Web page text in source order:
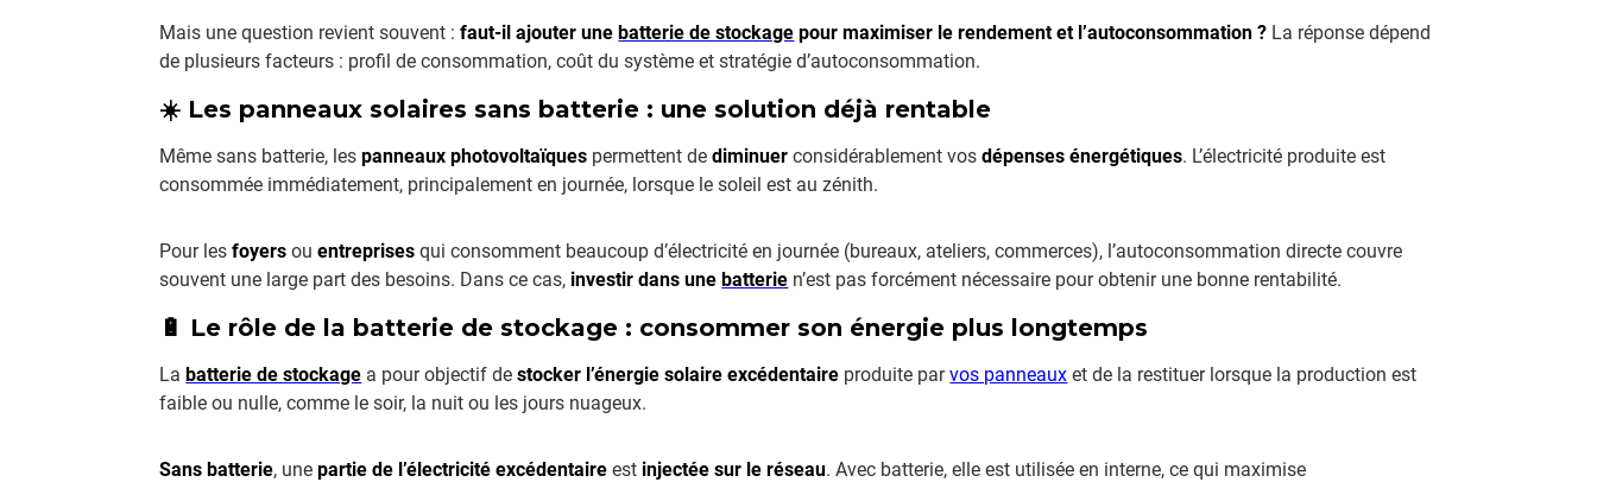
Mais une question revient souvent :faut-il ajouter unebatterie de stockage pour maximiser le rendement et l’autoconsommation ? La réponse dépend
de plusieurs facteurs : profil de consommation, coût du système et stratégie d’autoconsommation.
☀️ Les panneaux solaires sans batterie : une solution déjà rentable
Même sans batterie, lespanneaux photovoltaïques permettent dediminuer considérablement vosdépenses énergétiques. L’électricité produite est
consommée immédiatement, principalement en journée, lorsque le soleil est au zénith.
Pour lesfoyers ouentreprises qui consomment beaucoup d’électricité en journée (bureaux, ateliers, commerces), l’autoconsommation directe couvre
souvent une large part des besoins. Dans ce cas, investir dans unebatterie n’est pas forcément nécessaire pour obtenir une bonne rentabilité.
🔋 Le rôle de la batterie de stockage : consommer son énergie plus longtemps
Labatterie de stockage a pour objectif destocker l’énergie solaire excédentaire produite parvos panneaux et de la restituer lorsque la production est
faible ou nulle, comme le soir, la nuit ou les jours nuageux.
Sans batterie, unepartie de l’électricité excédentaire est injectée sur le réseau. Avec batterie, elle est utilisée en interne, ce qui maximise